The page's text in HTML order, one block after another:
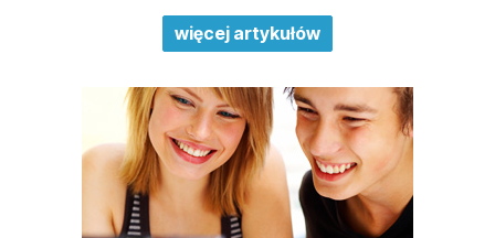
więcej artykułów